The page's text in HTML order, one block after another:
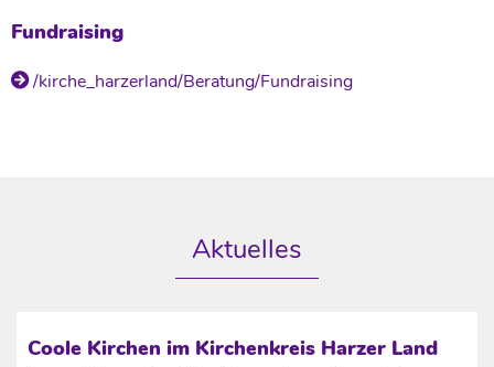
Fundraising
/kirche_harzerland/Beratung/Fundraising
Aktuelles
Coole Kirchen im Kirchenkreis Harzer Land